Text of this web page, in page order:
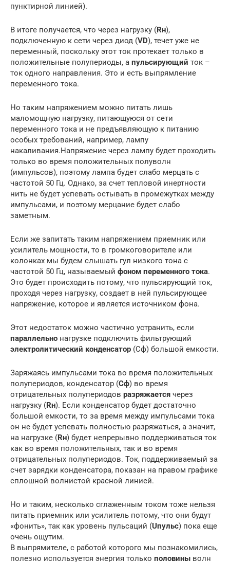
пунктирной линией).
В итоге получается, что через нагрузку (Rн),
подключенную к сети через диод (VD), течет уже не
переменный, поскольку этот ток протекает только в
положительные полупериоды, а пульсирующий ток –
ток одного направления. Это и есть выпрямление
переменного тока.
Но таким напряжением можно питать лишь
маломощную нагрузку, питающуюся от сети
переменного тока и не предъявляющую к питанию
особых требований, например, лампу
накаливания.Напряжение через лампу будет проходить
только во время положительных полуволн
(импульсов), поэтому лампа будет слабо мерцать с
частотой 50 Гц. Однако, за счет тепловой инертности
нить не будет успевать остывать в промежутках между
импульсами, и поэтому мерцание будет слабо
заметным.
Если же запитать таким напряжением приемник или
усилитель мощности, то в громкоговорителе или
колонках мы будем слышать гул низкого тона с
частотой 50 Гц, называемый фоном переменного тока.
Это будет происходить потому, что пульсирующий ток,
проходя через нагрузку, создает в ней пульсирующее
напряжение, которое и является источником фона.
Этот недостаток можно частично устранить, если
параллельно нагрузке подключить фильтрующий
электролитический конденсатор (Cф) большой емкости.
Заряжаясь импульсами тока во время положительных
полупериодов, конденсатор (Cф) во время
отрицательных полупериодов разряжается через
нагрузку (Rн). Если конденсатор будет достаточно
большой емкости, то за время между импульсами тока
он не будет успевать полностью разряжаться, а значит,
на нагрузке (Rн) будет непрерывно поддерживаться ток
как во время положительных, так и во время
отрицательных полупериодов. Ток, поддерживаемый за
счет зарядки конденсатора, показан на правом графике
сплошной волнистой красной линией.
Но и таким, несколько сглаженным током тоже нельзя
питать приемник или усилитель потому, что они будут
«фонить», так как уровень пульсаций (Uпульс) пока еще
очень ощутим.
В выпрямителе, с работой которого мы познакомились,
полезно используется энергия только половины волн